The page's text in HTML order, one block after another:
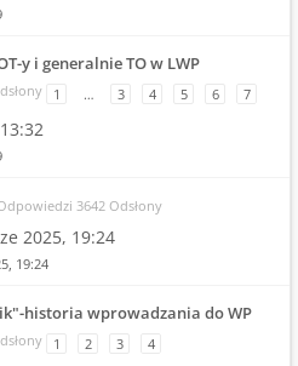
y i generalnie TO w LWP
1 … 3 4 5 6 7
3642 Odsłony
2025, 19:24
19:24
historia wprowadzania do WP
1 2 3 4